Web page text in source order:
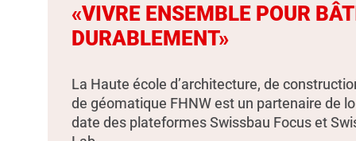
«VIVRE ENSEMBLE POUR
DURABLEMENT»
La Haute école d’architecture, de
de géomatique FHNW est un partenaire de
date des plateformes Swissbau Focus et